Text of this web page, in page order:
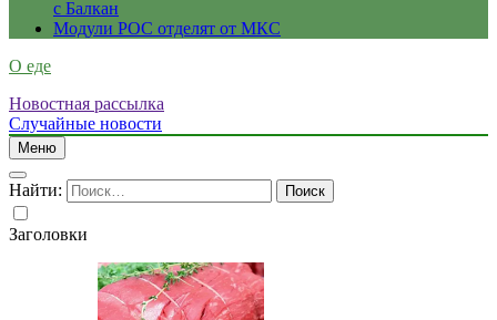
с Балкан
Модули РОС отделят от МКС
О еде
Новостная рассылка
Случайные новости
Меню
Найти:
Заголовки